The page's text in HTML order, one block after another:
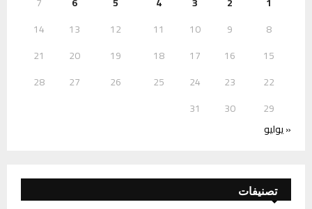
8
9
10
11
12
13
14
15
16
17
18
19
20
21
22
23
24
25
26
27
28
29
30
31
« يوليو
تصنيفات